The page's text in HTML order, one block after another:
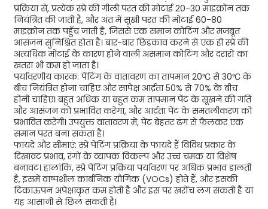
प्रक्रिया से, प्रत्येक स्प्रे की गीली परत की मोटाई 20-30 माइक्रोन तक
नियंत्रित की जाती है, और अंत में सूखी परत की मोटाई 60-80
माइक्रोन तक पहुँच जाती है, जिससे एक समान कोटिंग और मजबूत
आसंजन सुनिश्चित होता है। बार-बार छिड़काव करने से एक ही स्प्रे की
अत्यधिक मोटाई के कारण होने वाली असमान कोटिंग और दरारों का
खतरा भी कम हो जाता है।
पर्यावरणीय कारक: पेंटिंग के वातावरण का तापमान 20℃ से 30℃ के
बीच नियंत्रित होना चाहिए और सापेक्ष आर्द्रता 50% से 70% के बीच
होनी चाहिए। बहुत अधिक या बहुत कम तापमान पेंट के सूखने की गति
और आसंजन को प्रभावित करेगा, और आर्द्रता पेंट के समतलीकरण को
प्रभावित करेगी। उपयुक्त वातावरण में, पेंट बेहतर ढंग से फैलकर एक
समान परत बना सकता है।
फायदे और सीमाएं: स्प्रे पेंटिंग प्रक्रिया के फायदे हैं विविध प्रकार के
दिखावट प्रभाव, रंगों के व्यापक विकल्प और उच्च चमक या विशेष
बनावट। हालांकि, स्प्रे पेंटिंग प्रक्रिया पर्यावरण पर अधिक प्रभाव डालती
है, इसमें वाष्पशील कार्बनिक यौगिक (VOCs) होते हैं, और इसकी
टिकाऊपन अपेक्षाकृत कम होती है और इस पर खरोंच लग सकती है या
यह आसानी से छिल सकती है।